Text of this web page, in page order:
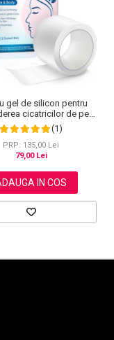
gel de silicon pentru
cicatricilor de pe
sau corp, plasture
2.5 cm x 1.5 m,
Elaimei
(1)
PRP: 135,00 Lei
79,00 Lei
IN COS